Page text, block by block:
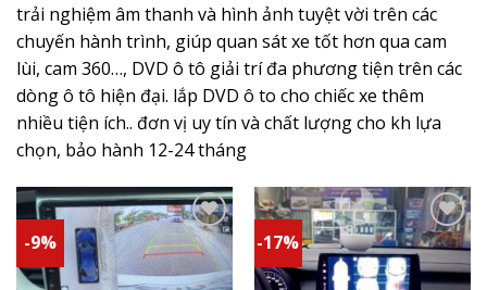
trải nghiệm âm thanh và hình ảnh tuyệt vời trên các
chuyến hành trình, giúp quan sát xe tốt hơn qua cam
lùi, cam 360…, DVD ô tô giải trí đa phương tiện trên các
dòng ô tô hiện đại. lắp DVD ô to cho chiếc xe thêm
nhiều tiện ích.. đơn vị uy tín và chất lượng cho kh lựa
chọn, bảo hành 12-24 tháng
-9%
Add to
wishlist
-17%
Add to
wishlist